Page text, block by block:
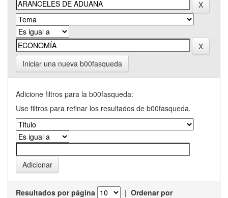
Iniciar una nueva b00fasqueda
Adicione filtros para la b00fasqueda:
Use filtros para refinar los resultados de b00fasqueda.
Resultados por página | Ordenar por